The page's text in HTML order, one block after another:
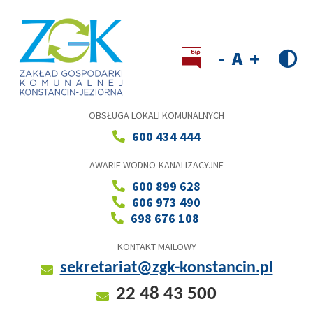
OBSŁUGA LOKALI KOMUNALNYCH
600 434 444
AWARIE WODNO-KANALIZACYJNE
600 899 628
606 973 490
698 676 108
KONTAKT MAILOWY
sekretariat@zgk-konstancin.pl
22 48 43 500
size